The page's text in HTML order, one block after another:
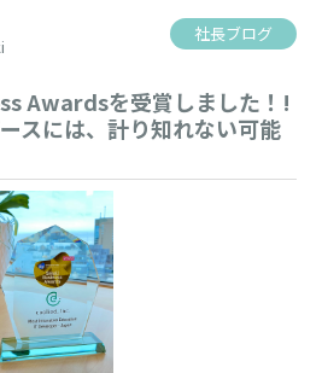
社長ブログ
Awardsを受賞しました！!
スには、計り知れない可能